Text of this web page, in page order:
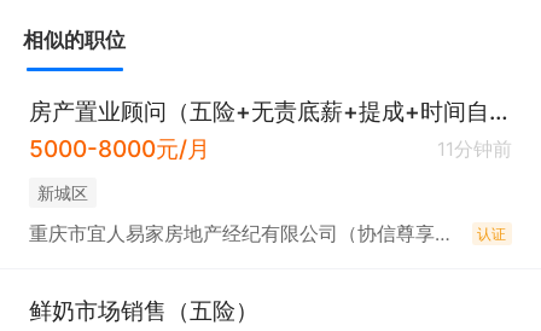
相似的职位
房产置业顾问（五险+无责底薪+提成+时间自由）
5000-8000元/月
11分钟前
新城区
重庆市宜人易家房地产经纪有限公司（协信尊享店） 认证
鲜奶市场销售（五险）